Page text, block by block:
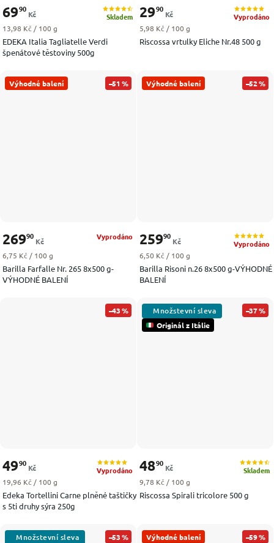
EDEKA Italia Tagliatelle Verdi
špenátové těstoviny 500g
Skladem
6990
Kč
Měrná cena:
13,98 Kč / 100 g
Riscossa vrtulky Eliche Nr.48 500 g
Vyprodáno
2990
Kč
Měrná cena:
5,98 Kč / 100 g
Výhodné balení –51 %
Barilla Farfalle Nr. 265 8x500 g-
VÝHODNÉ BALENÍ
Vyprodáno
26990
Kč
Měrná cena:
6,75 Kč / 100 g
Výhodné balení –52 %
Barilla Risoni n.26 8x500 g-VÝHODNÉ
BALENÍ
Vyprodáno
25990
Kč
Měrná cena:
6,50 Kč / 100 g
–43 %
Edeka Tortellini Carne plněné taštičky
s 5ti druhy sýra 250g
Vyprodáno
4990
Kč
Měrná cena:
19,96 Kč / 100 g
Originál z Itálie
–37 %
Riscossa Spirali tricolore 500 g
Skladem
4890
Kč
Měrná cena:
9,78 Kč / 100 g
–53 % Výhodné balení –59 %